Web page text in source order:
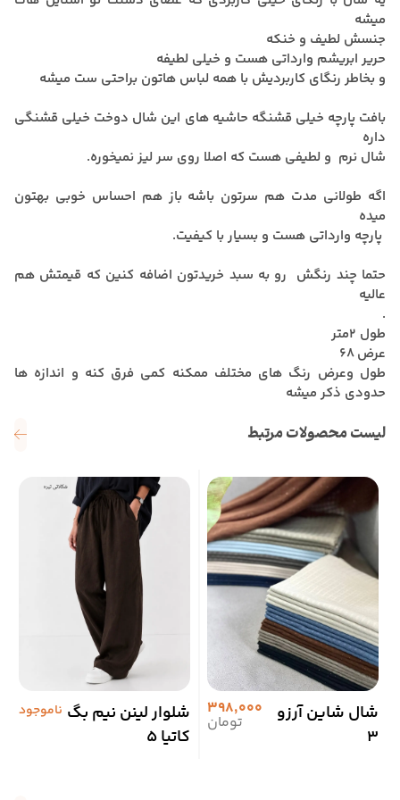
میشه
جنسش لطیف و خنکه
حریر ابریشم وارداتی هست و خیلی لطیفه
و بخاطر رنگای کاربردیش با همه لباس هاتون براحتی ست میشه
بافت پارچه خیلی قشنگه حاشیه های این شال دوخت خیلی قشنگی
داره
شال نرم و لطیفی هست که اصلا روی سر لیز نمیخوره.
اگه طولانی مدت هم سرتون باشه باز هم احساس خوبی بهتون
میده
پارچه وارداتی هست و بسیار با کیفیت.
حتما چند رنگش رو به سبد خریدتون اضافه کنین که قیمتش هم
عالیه
.
طول 2متر
عرض 68
طول وعرض رنگ های مختلف ممکنه کمی فرق کنه و اندازه ها
حدودی ذکر میشه
لیست محصولات مرتبط
شال شاین آرزو
3
398,000
تومان
شلوار لینن نیم بگ
کاتیا 5
ناموجود